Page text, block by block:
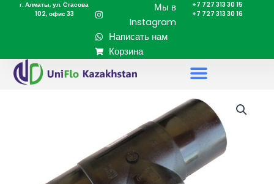
Перейтиг. Алматы, ул. Стасова
102, офис 33
Мы в
Instagram
Написать нам
Корзина
+7 727 313 30 15
+7 727 313 30 16